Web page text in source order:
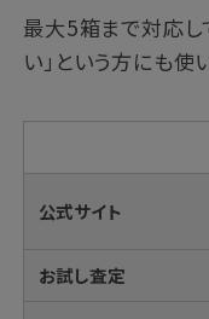
最大5箱まで対応し
い」という方にも使
公式サイト
お試し査定